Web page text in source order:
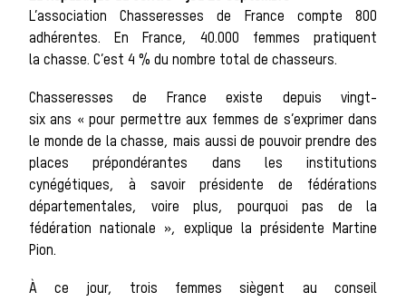
sauvages
Les
L’association Chasseresses de France compte 800
adhérentes. En France, 40.000 femmes pratiquent
la chasse. C’est 4 % du nombre total de chasseurs.
Chasseresses de France existe depuis vingt-
six ans « pour permettre aux femmes de s’exprimer dans
le monde de la chasse, mais aussi de pouvoir prendre des
places prépondérantes dans les institutions
cynégétiques, à savoir présidente de fédérations
départementales, voire plus, pourquoi pas de la
fédération nationale », explique la présidente Martine
Pion.
À ce jour, trois femmes siègent au conseil